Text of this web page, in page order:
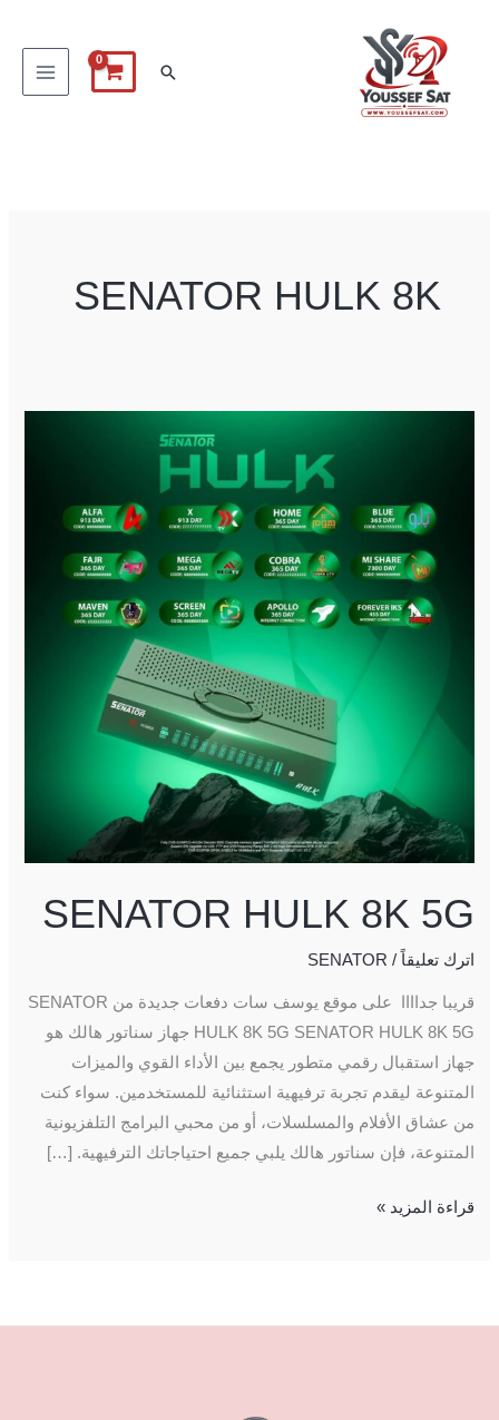
البحث
SENATOR HULK 8K
SENATOR HULK 8K 5G
اترك تعليقاً /
SENATOR
قريبا جداااا على موقع يوسف سات دفعات جديدة من SENATOR
HULK 8K 5G SENATOR HULK 8K 5G جهاز سناتور هالك هو
جهاز استقبال رقمي متطور يجمع بين الأداء القوي والميزات
المتنوعة ليقدم تجربة ترفيهية استثنائية للمستخدمين. سواء كنت
من عشاق الأفلام والمسلسلات، أو من محبي البرامج التلفزيونية
المتنوعة، فإن سناتور هالك يلبي جميع احتياجاتك الترفيهية. […]
قراءة المزيد »